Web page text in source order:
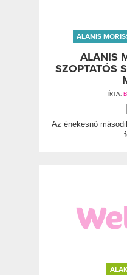
ALANIS
ALANIS
SZOPTATÓS
ÍRTA:
Az énekesnő